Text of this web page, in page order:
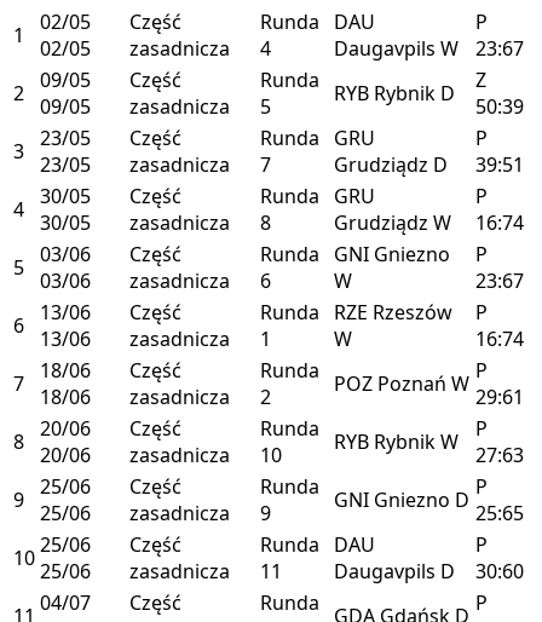
1
02/05
02/05
Część
zasadnicza
Runda
4
DAU
Daugavpils W
P
23:67
2 09/05
09/05
Część
zasadnicza
Runda
5
RYB Rybnik D
Z
50:39
3 23/05
23/05
Część
zasadnicza
Runda
7
GRU
Grudziądz D
P
39:51
4 30/05
30/05
Część
zasadnicza
Runda
8
GRU
Grudziądz W
P
16:74
5 03/06
03/06
Część
zasadnicza
Runda
6
GNI Gniezno
W
P
23:67
6
13/06
13/06
Część
zasadnicza
Runda
1
RZE Rzeszów
W
P
16:74
7
18/06
18/06
Część
zasadnicza
Runda
2
POZ Poznań W P
29:61
8 20/06
20/06
Część
zasadnicza
Runda
10
RYB RybnikW
P
27:63
9 25/06
25/06
Część
zasadnicza
Runda
9
GNI Gniezno D P
25:65
1025/06
25/06
Część
zasadnicza
Runda
11
DAU
Daugavpils D
P
30:60
11 04/07
Część
Runda
GDA Gdańsk D P